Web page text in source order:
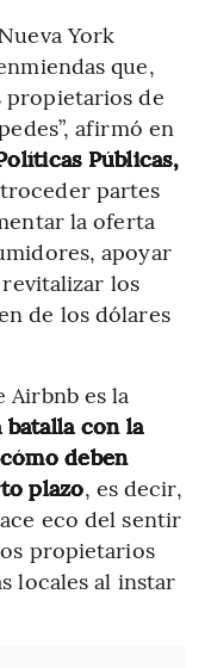
York
que,
propietarios de
afirmó en
Públicas,
partes
la oferta
apoyar
los
de los dólares
es la
batalla con la
deben
plazo, es decir,
eco del sentir
propietarios
locales al instar